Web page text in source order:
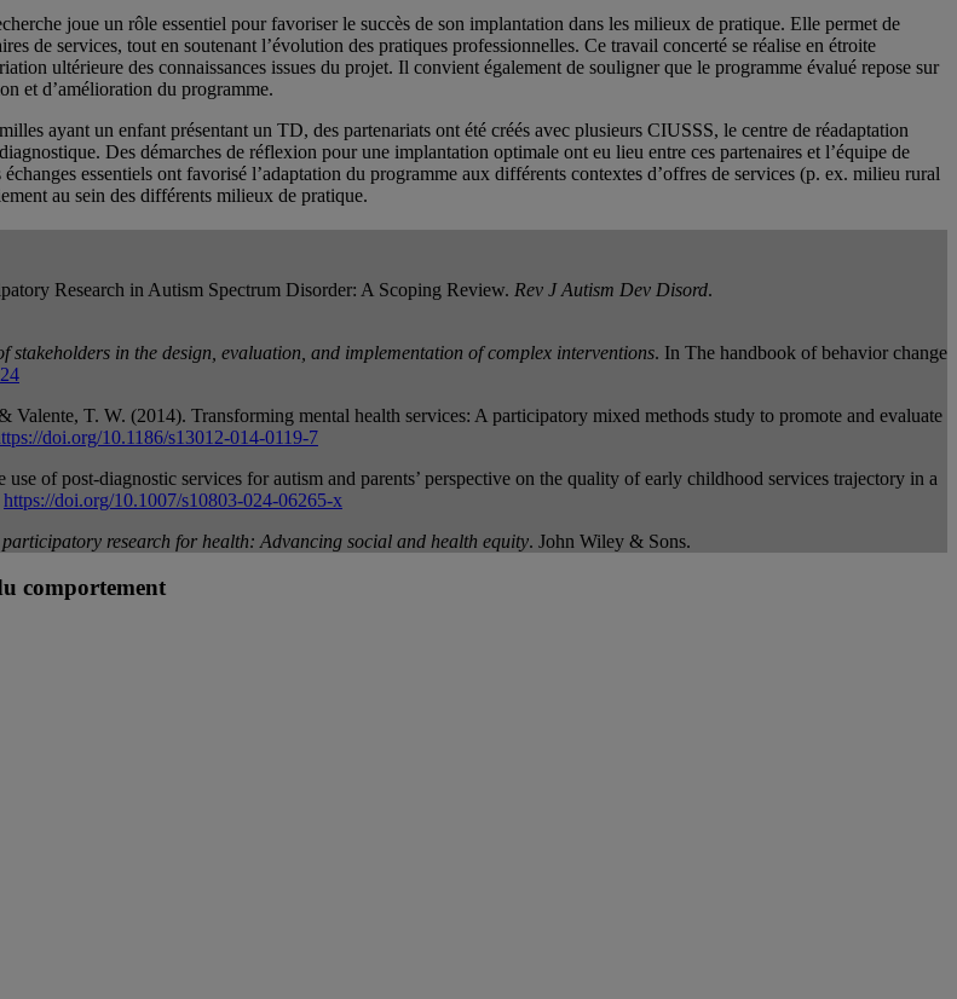
joue un rôle essentiel pour favoriser le succès de son implantation dans les milieux de pratique. Elle permet de
de services, tout en soutenant l’évolution des pratiques professionnelles. Ce travail concerté se réalise en étroite
ultérieure des connaissances issues du projet. Il convient également de souligner que le programme évalué repose sur
et d’amélioration du programme.
ayant un enfant présentant un TD, des partenariats ont été créés avec plusieurs CIUSSS, le centre de réadaptation
Des démarches de réflexion pour une implantation optimale ont eu lieu entre ces partenaires et l’équipe de
essentiels ont favorisé l’adaptation du programme aux différents contextes d’offres de services (p. ex. milieu rural
au sein des différents milieux de pratique.
Research in Autism Spectrum Disorder: A Scoping Review. Rev J Autism Dev Disord.
stakeholders in the design, evaluation, and implementation of complex interventions. In The handbook of behavior change
T. W. (2014). Transforming mental health services: A participatory mixed methods study to promote and evaluate
doi.org/10.1186/s13012-014-0119-7
of post-diagnostic services for autism and parents’ perspective on the quality of early childhood services trajectory in a
https://doi.org/10.1007/s10803-024-06265-x
research for health: Advancing social and health equity. John Wiley & Sons.
comportement